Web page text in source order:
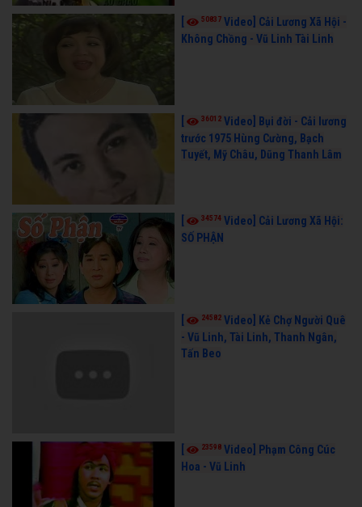
50837 Video] Cải Lương Xã Hội -
Không Chồng - Vũ Linh Tài Linh
36012 Video] Bụi đời - Cải lương
trước 1975 Hùng Cường, Bạch
Tuyết, Mỹ Châu, Dũng Thanh Lâm
34574 Video] Cải Lương Xã Hội:
SỐ PHẬN
24582 Video] Kẻ Chợ Người Quê
- Vũ Linh, Tài Linh, Thanh Ngân,
Tấn Beo
23598 Video] Phạm Công Cúc
Hoa - Vũ Linh